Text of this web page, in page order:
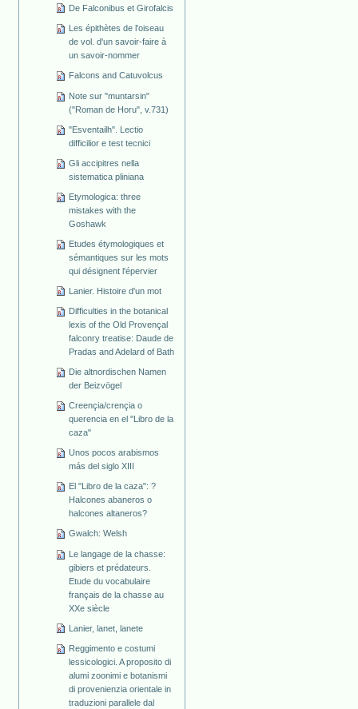
De Falconibus et Girofalcis
Les épithètes de l'oiseau
de vol. d'un savoir-faire à
un savoir-nommer
Falcons and Catuvolcus
Note sur "muntarsin"
("Roman de Horu", v.731)
"Esventailh". Lectio
difficilior e test tecnici
Gli accipitres nella
sistematica pliniana
Etymologica: three
mistakes with the
Goshawk
Etudes étymologiques et
sémantiques sur les mots
qui désignent l'épervier
Lanier. Histoire d'un mot
Difficulties in the botanical
lexis of the Old Provençal
falconry treatise: Daude de
Pradas and Adelard of Bath
Die altnordischen Namen
der Beizvögel
Creençia/crençia o
querencia en el "Libro de la
caza"
Unos pocos arabismos
más del siglo XIII
El "Libro de la caza": ?
Halcones abaneros o
halcones altaneros?
Gwalch: Welsh
Le langage de la chasse:
gibiers et prédateurs.
Etude du vocabulaire
français de la chasse au
XXe siècle
Lanier, lanet, lanete
Reggimento e costumi
lessicologici. A proposito di
alumi zoonimi e botanismi
di provenienzia orientale in
traduzioni parallele dal